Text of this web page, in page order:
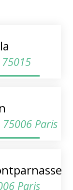
75015
Paris
Paris